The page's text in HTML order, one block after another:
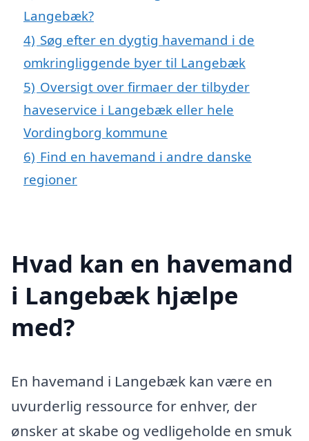
Langebæk?
4) Søg efter en dygtig havemand i de
omkringliggende byer til Langebæk
5) Oversigt over firmaer der tilbyder
haveservice i Langebæk eller hele
Vordingborg kommune
6) Find en havemand i andre danske
regioner
Hvad kan en havemand
i Langebæk hjælpe
med?
En havemand i Langebæk kan være en
uvurderlig ressource for enhver, der
ønsker at skabe og vedligeholde en smuk